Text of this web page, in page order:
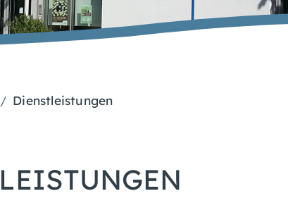
Dienstleistungen
LEISTUNGEN